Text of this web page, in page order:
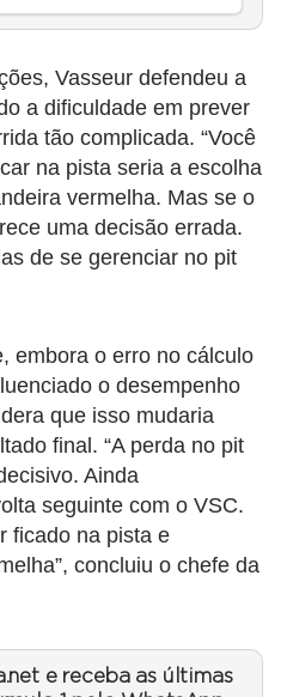
Vasseur defendeu a
a dificuldade em prever
tão complicada. “Você
na pista seria a escolha
vermelha. Mas se o
uma decisão errada.
de se gerenciar no pit
embora o erro no cálculo
o desempenho
que isso mudaria
final. “A perda no pit
Ainda
seguinte com o VSC.
ficado na pista e
concluiu o chefe da
e receba as últimas